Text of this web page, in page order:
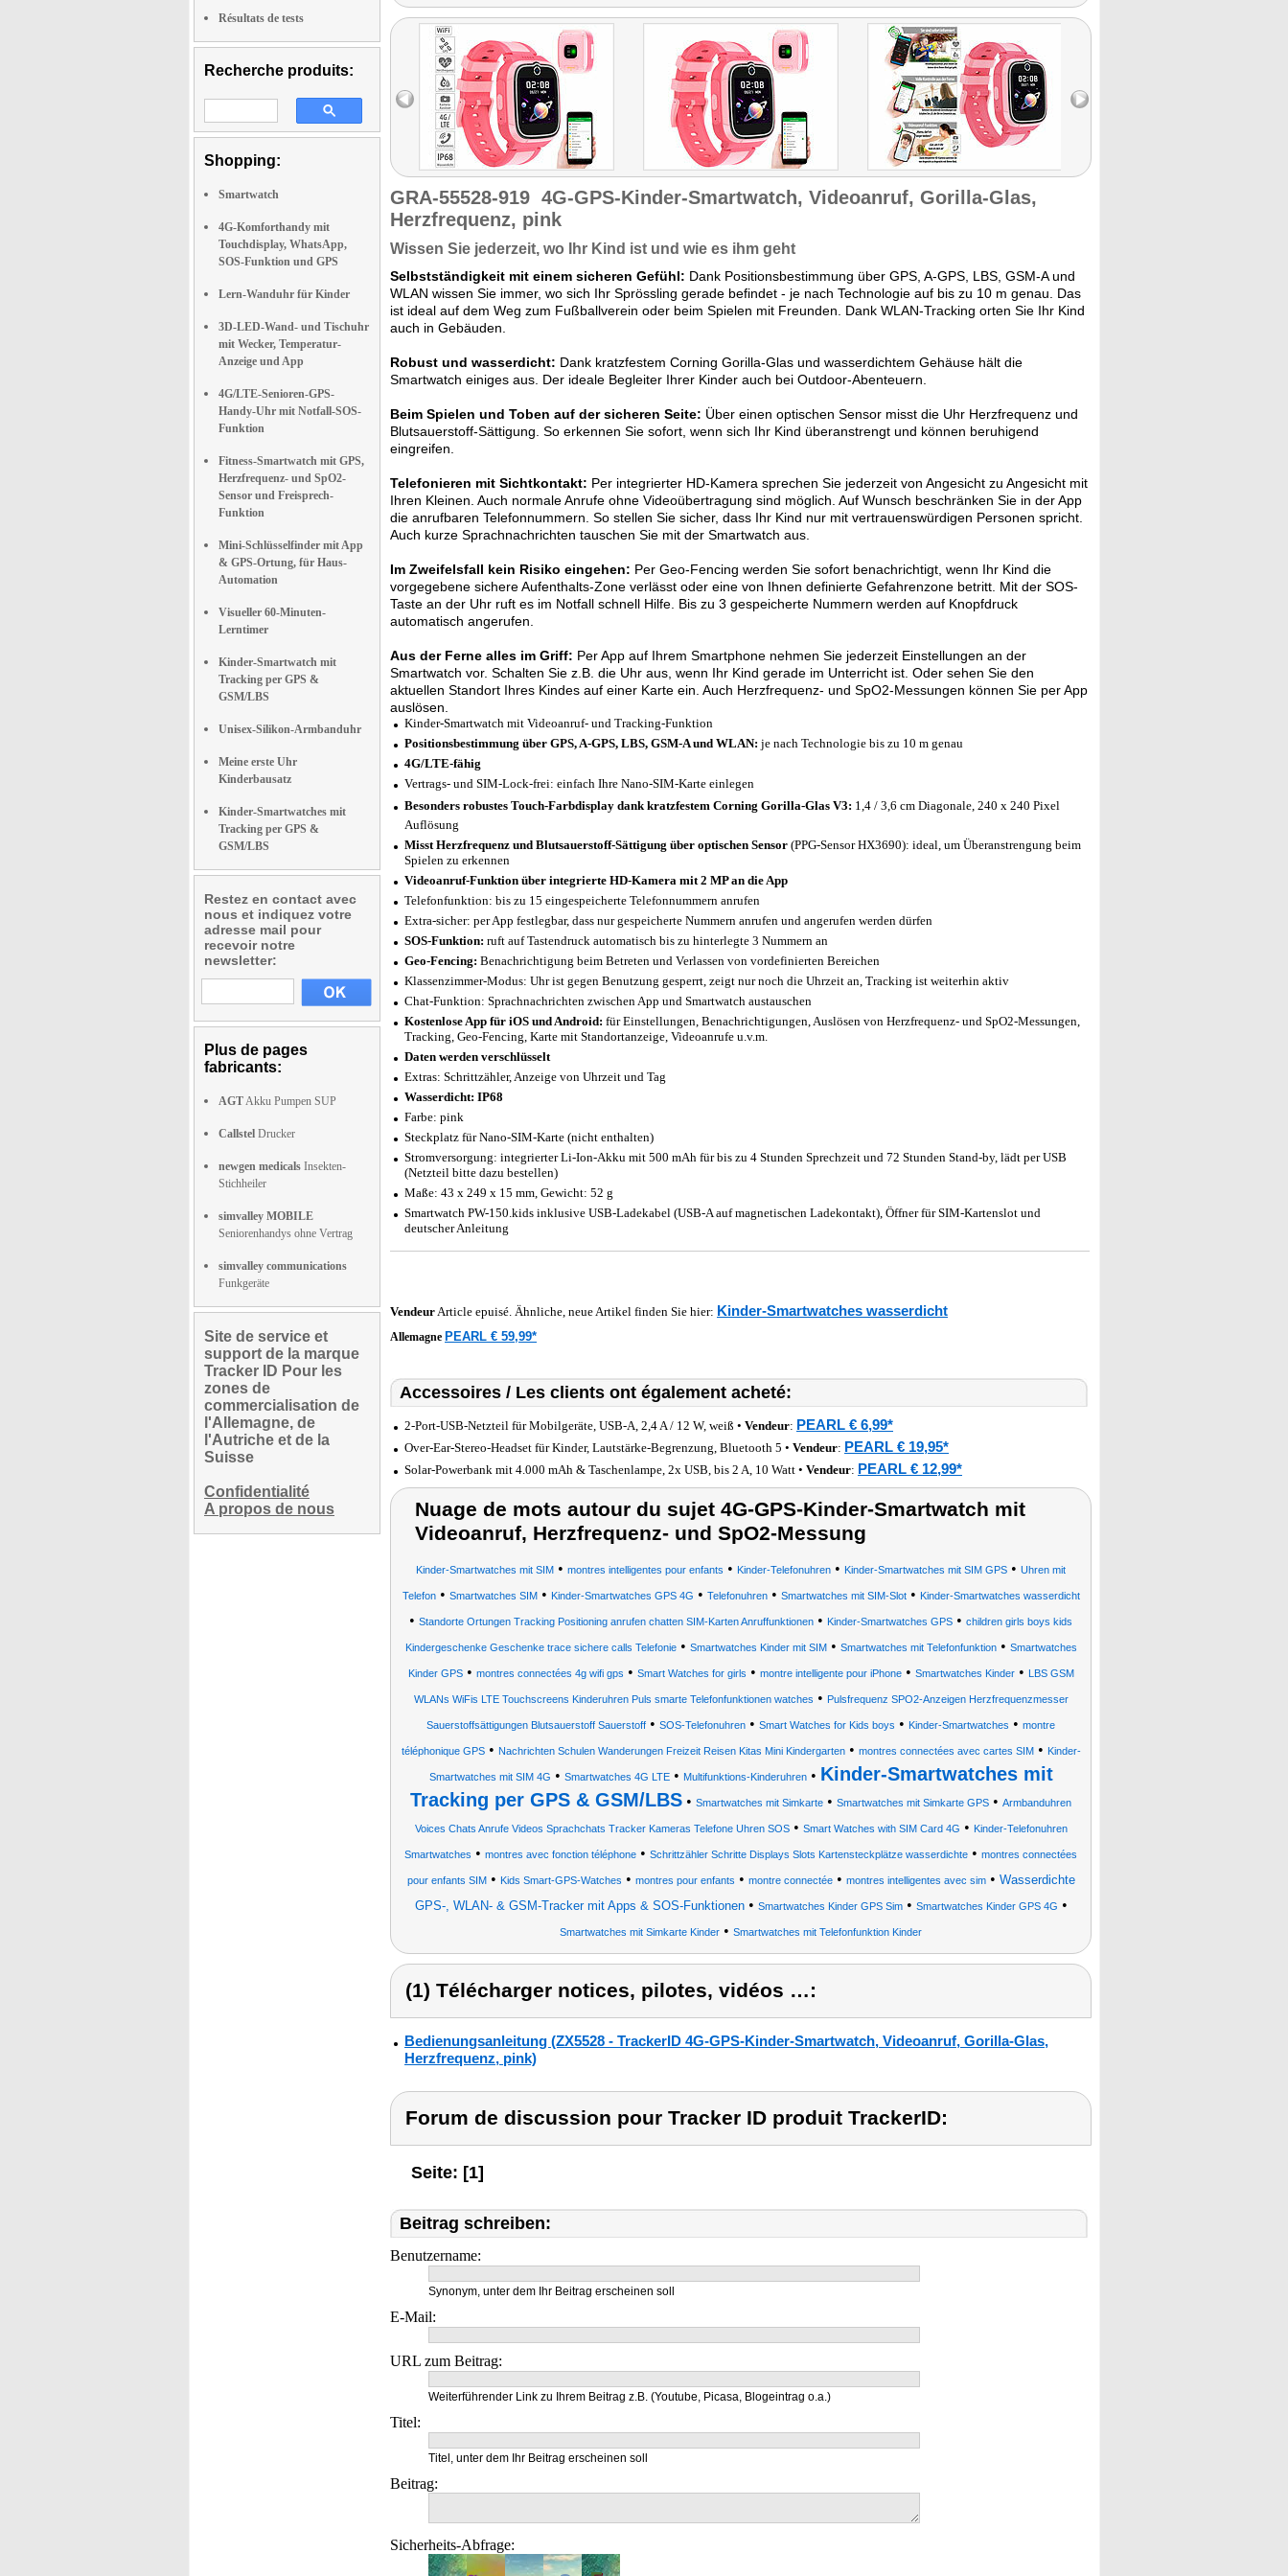
Résultats de tests
Recherche produits:
Shopping:
Smartwatch
4G-Komforthandy mit
Touchdisplay, WhatsApp,
SOS-Funktion und GPS
Lern-Wanduhr für Kinder
3D-LED-Wand- und Tischuhr
mit Wecker, Temperatur-
Anzeige und App
4G/LTE-Senioren-GPS-
Handy-Uhr mit Notfall-SOS-
Funktion
Fitness-Smartwatch mit GPS,
Herzfrequenz- und SpO2-
Sensor und Freisprech-
Funktion
Mini-Schlüsselfinder mit App
& GPS-Ortung, für Haus-
Automation
Visueller 60-Minuten-
Lerntimer
Kinder-Smartwatch mit
Tracking per GPS &
GSM/LBS
Unisex-Silikon-Armbanduhr
Meine erste Uhr
Kinderbausatz
Kinder-Smartwatches mit
Tracking per GPS &
GSM/LBS
Restez en contact avec
nous et indiquez votre
adresse mail pour
recevoir notre
newsletter:
Plus de pages
fabricants:
AGTAkku Pumpen SUP
Callstel Drucker
newgen medicals Insekten-
Stichheiler
simvalley MOBILE
Seniorenhandys ohne Vertrag
simvalley communications
Funkgeräte
Site de service et
support de la marque
Tracker ID Pour les
zones de
commercialisation de
l'Allemagne, de
l'Autriche et de la
Suisse
Confidentialité
A propos de nous
GRA-55528-919 4G-GPS-Kinder-Smartwatch, Videoanruf, Gorilla-Glas,
Herzfrequenz, pink
Wissen Sie jederzeit, wo Ihr Kind ist und wie es ihm geht
Selbstständigkeit mit einem sicheren Gefühl: Dank Positionsbestimmung über GPS, A-GPS, LBS, GSM-A und
WLAN wissen Sie immer, wo sich Ihr Sprössling gerade befindet - je nach Technologie auf bis zu 10 m genau. Das
ist ideal auf dem Weg zum Fußballverein oder beim Spielen mit Freunden. Dank WLAN-Tracking orten Sie Ihr Kind
auch in Gebäuden.
Robust und wasserdicht: Dank kratzfestem Corning Gorilla-Glas und wasserdichtem Gehäuse hält die
Smartwatch einiges aus. Der ideale Begleiter Ihrer Kinder auch bei Outdoor-Abenteuern.
Beim Spielen und Toben auf der sicheren Seite: Über einen optischen Sensor misst die Uhr Herzfrequenz und
Blutsauerstoff-Sättigung. So erkennen Sie sofort, wenn sich Ihr Kind überanstrengt und können beruhigend
eingreifen.
Telefonieren mit Sichtkontakt: Per integrierter HD-Kamera sprechen Sie jederzeit von Angesicht zu Angesicht mit
Ihren Kleinen. Auch normale Anrufe ohne Videoübertragung sind möglich. Auf Wunsch beschränken Sie in der App
die anrufbaren Telefonnummern. So stellen Sie sicher, dass Ihr Kind nur mit vertrauenswürdigen Personen spricht.
Auch kurze Sprachnachrichten tauschen Sie mit der Smartwatch aus.
Im Zweifelsfall kein Risiko eingehen: Per Geo-Fencing werden Sie sofort benachrichtigt, wenn Ihr Kind die
vorgegebene sichere Aufenthalts-Zone verlässt oder eine von Ihnen definierte Gefahrenzone betritt. Mit der SOS-
Taste an der Uhr ruft es im Notfall schnell Hilfe. Bis zu 3 gespeicherte Nummern werden auf Knopfdruck
automatisch angerufen.
Aus der Ferne alles im Griff: Per App auf Ihrem Smartphone nehmen Sie jederzeit Einstellungen an der
Smartwatch vor. Schalten Sie z.B. die Uhr aus, wenn Ihr Kind gerade im Unterricht ist. Oder sehen Sie den
aktuellen Standort Ihres Kindes auf einer Karte ein. Auch Herzfrequenz- und SpO2-Messungen können Sie per App
auslösen.
Kinder-Smartwatch mit Videoanruf- und Tracking-Funktion
Positionsbestimmung über GPS, A-GPS, LBS, GSM-A und WLAN: je nach Technologie bis zu 10 m genau
4G/LTE-fähig
Vertrags- und SIM-Lock-frei: einfach Ihre Nano-SIM-Karte einlegen
Besonders robustes Touch-Farbdisplay dank kratzfestem Corning Gorilla-Glas V3: 1,4 / 3,6 cm Diagonale, 240 x 240 Pixel
Auflösung
Misst Herzfrequenz und Blutsauerstoff-Sättigung über optischen Sensor (PPG-Sensor HX3690): ideal, um Überanstrengung beim
Spielen zu erkennen
Videoanruf-Funktion über integrierte HD-Kamera mit 2 MP an die App
Telefonfunktion: bis zu 15 eingespeicherte Telefonnummern anrufen
Extra-sicher: per App festlegbar, dass nur gespeicherte Nummern anrufen und angerufen werden dürfen
SOS-Funktion: ruft auf Tastendruck automatisch bis zu hinterlegte 3 Nummern an
Geo-Fencing: Benachrichtigung beim Betreten und Verlassen von vordefinierten Bereichen
Klassenzimmer-Modus: Uhr ist gegen Benutzung gesperrt, zeigt nur noch die Uhrzeit an, Tracking ist weiterhin aktiv
Chat-Funktion: Sprachnachrichten zwischen App und Smartwatch austauschen
Kostenlose App für iOS und Android: für Einstellungen, Benachrichtigungen, Auslösen von Herzfrequenz- und SpO2-Messungen,
Tracking, Geo-Fencing, Karte mit Standortanzeige, Videoanrufe u.v.m.
Daten werden verschlüsselt
Extras: Schrittzähler, Anzeige von Uhrzeit und Tag
Wasserdicht: IP68
Farbe: pink
Steckplatz für Nano-SIM-Karte (nicht enthalten)
Stromversorgung: integrierter Li-Ion-Akku mit 500 mAh für bis zu 4 Stunden Sprechzeit und 72 Stunden Stand-by, lädt per USB
(Netzteil bitte dazu bestellen)
Maße: 43 x 249 x 15 mm, Gewicht: 52 g
Smartwatch PW-150.kids inklusive USB-Ladekabel (USB-A auf magnetischen Ladekontakt), Öffner für SIM-Kartenslot und
deutscher Anleitung
VendeurArticle epuisé. Ähnliche, neue Artikel finden Sie hier: Kinder-Smartwatches wasserdicht
Allemagne PEARL € 59,99*
Accessoires / Les clients ont également acheté:
2-Port-USB-Netzteil für Mobilgeräte, USB-A, 2,4 A / 12 W, weiß • Vendeur: PEARL € 6,99*
Over-Ear-Stereo-Headset für Kinder, Lautstärke-Begrenzung, Bluetooth 5 • Vendeur: PEARL € 19,95*
Solar-Powerbank mit 4.000 mAh & Taschenlampe, 2x USB, bis 2 A, 10 Watt • Vendeur: PEARL € 12,99*
Nuage de mots autour du sujet 4G-GPS-Kinder-Smartwatch mit
Videoanruf, Herzfrequenz- und SpO2-Messung
Kinder-Smartwatches mit SIM • montres intelligentes pour enfants • Kinder-Telefonuhren • Kinder-Smartwatches mit SIM GPS • Uhren mit
Telefon• Smartwatches SIM• Kinder-Smartwatches GPS 4G • Telefonuhren• Smartwatches mit SIM-Slot• Kinder-Smartwatches wasserdicht
• Standorte Ortungen Tracking Positioning anrufen chatten SIM-Karten Anruffunktionen • Kinder-Smartwatches GPS • children girls boys kids
Kindergeschenke Geschenke trace sichere calls Telefonie• Smartwatches Kinder mit SIM• Smartwatches mit Telefonfunktion• Smartwatches
Kinder GPS• montres connectées 4g wifi gps • Smart Watches for girls • montre intelligente pour iPhone• Smartwatches Kinder• LBS GSM
WLANs WiFis LTE Touchscreens Kinderuhren Puls smarte Telefonfunktionen watches • Pulsfrequenz SPO2-Anzeigen Herzfrequenzmesser
Sauerstoffsättigungen Blutsauerstoff Sauerstoff • SOS-Telefonuhren • Smart Watches for Kids boys • Kinder-Smartwatches • montre
téléphonique GPS• Nachrichten Schulen Wanderungen Freizeit Reisen Kitas Mini Kindergarten• montres connectées avec cartes SIM• Kinder-
Smartwatches mit SIM 4G • Smartwatches 4G LTE• Multifunktions-Kinderuhren• Kinder-Smartwatches mit
Tracking per GPS & GSM/LBS • Smartwatches mit Simkarte • Smartwatches mit Simkarte GPS • Armbanduhren
Voices Chats Anrufe Videos Sprachchats Tracker Kameras Telefone Uhren SOS• Smart Watches with SIM Card 4G • Kinder-Telefonuhren
Smartwatches • montres avec fonction téléphone • Schrittzähler Schritte Displays Slots Kartensteckplätze wasserdichte • montres connectées
pour enfants SIM• Kids Smart-GPS-Watches • montres pour enfants • montre connectée• montres intelligentes avec sim• Wasserdichte
GPS-, WLAN- & GSM-Tracker mit Apps & SOS-Funktionen• Smartwatches Kinder GPS Sim• Smartwatches Kinder GPS 4G •
Smartwatches mit Simkarte Kinder • Smartwatches mit Telefonfunktion Kinder
(1) Télécharger notices, pilotes, vidéos …:
Bedienungsanleitung (ZX5528 - TrackerID 4G-GPS-Kinder-Smartwatch, Videoanruf, Gorilla-Glas,
Herzfrequenz, pink)
Forum de discussion pour Tracker ID produit TrackerID:
Seite: [1]
Beitrag schreiben:
Benutzername:
Synonym, unter dem Ihr Beitrag erscheinen soll
E-Mail:
URL zum Beitrag:
Weiterführender Link zu Ihrem Beitrag z.B. (Youtube, Picasa, Blogeintrag o.a.)
Titel:
Titel, unter dem Ihr Beitrag erscheinen soll
Beitrag:
Sicherheits-Abfrage: